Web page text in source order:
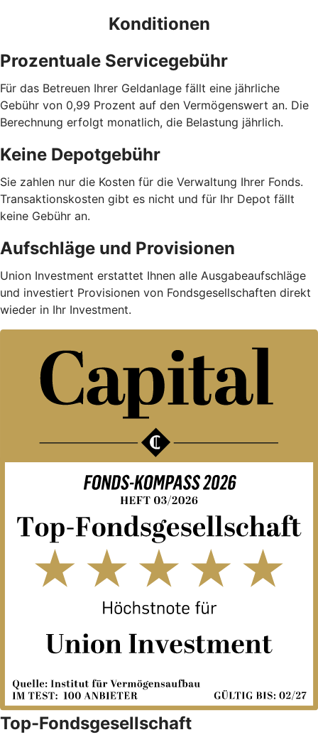
Konditionen
Prozentuale Servicegebühr
Für das Betreuen Ihrer Geldanlage fällt eine jährliche
Gebühr von 0,99 Prozent auf den Vermögenswert an. Die
Berechnung erfolgt monatlich, die Belastung jährlich.
Keine Depotgebühr
Sie zahlen nur die Kosten für die Verwaltung Ihrer Fonds.
Trans­aktions­kosten gibt es nicht und für Ihr Depot fällt
keine Gebühr an.
Aufschläge und Provisionen
Union Investment erstattet Ihnen alle Ausgabe­auf­schläge
und investiert Provisionen von Fondsgesellschaften direkt
wieder in Ihr Investment.
Top-Fondsgesellschaft